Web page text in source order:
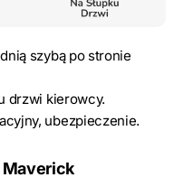
szybą po stronie
drzwi kierowcy.
ubezpieczenie.
Maverick